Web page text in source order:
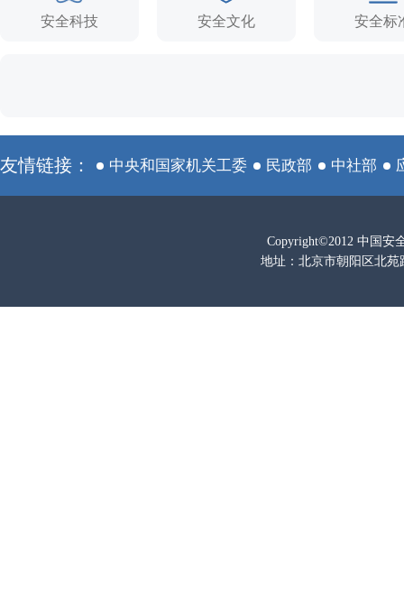
安全科技 安全文化 安全标
友情链接： 中央和国家机关工委 民政部 中社部
Copyright©2012 中国安
地址：北京市朝阳区北